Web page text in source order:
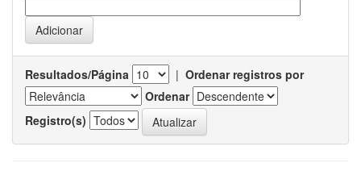
Resultados/Página | Ordenar registros por
Ordenar
Registro(s)